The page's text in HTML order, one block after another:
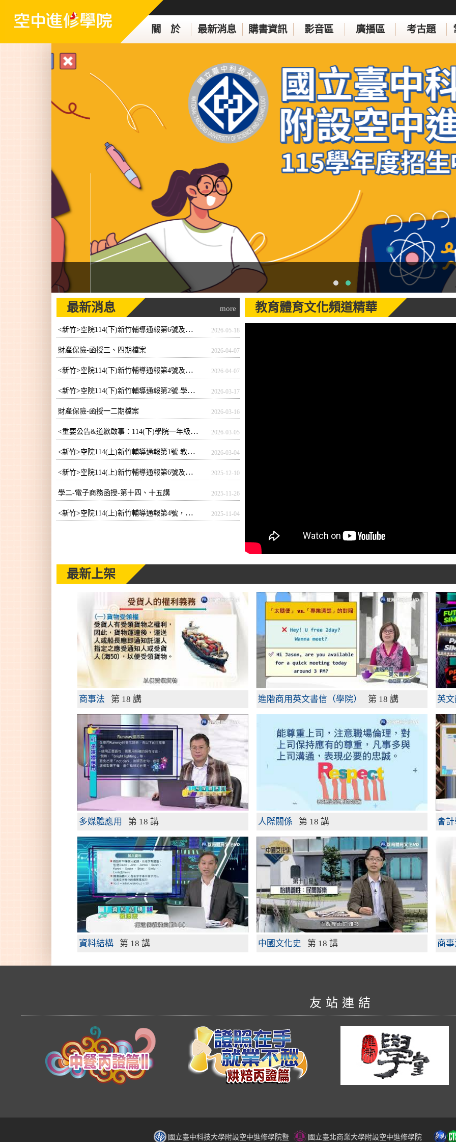
關 於 最新消息 購書資訊 影音區 廣播區 考古題
最新消息 more
<新竹>空院114(下)新竹輔導通報第6號及期末考/期末補考日程表 2026-05-18
財產保險-函授三、四期檔案 2026-04-07
<新竹>空院114(下)新竹輔導通報第4號及期中考 2026-04-07
<新竹>空院114(下)新竹輔導通報第2號.學生名條及期中考/期中補考日程表 2026-03-17
財產保險-函授一二期檔案 2026-03-16
<重要公告&道歉啟事：114(下)學院一年級函授週刊一/二期-「消費者行為」內容錯誤> 2026-03-05
<新竹>空院114(上)新竹輔導通報第1號.教室平面圖.課表及學院部學生名單 2026-03-04
<新竹>空院114(上)新竹輔導通報第6號及期末考/期末補考日程表 2025-12-10
學二-電子商務函授-第十四、十五講 2025-11-26
<新竹>空院114(上)新竹輔導通報第4號，期中、補考日程表及學生考試Q&A 2025-11-04
教育體育文化頻道精華
最新上架
商事法 第 18 講 進階商用英文書信（學院） 第 18 講 英
多媒體應用 第 18 講 人際關係 第 18 講 會
資料結構 第 18 講 中國文化史 第 18 講 商
友站連結
國立臺中科技大學附設空中進修學院暨 國立臺北商業大學附設空中進修學院